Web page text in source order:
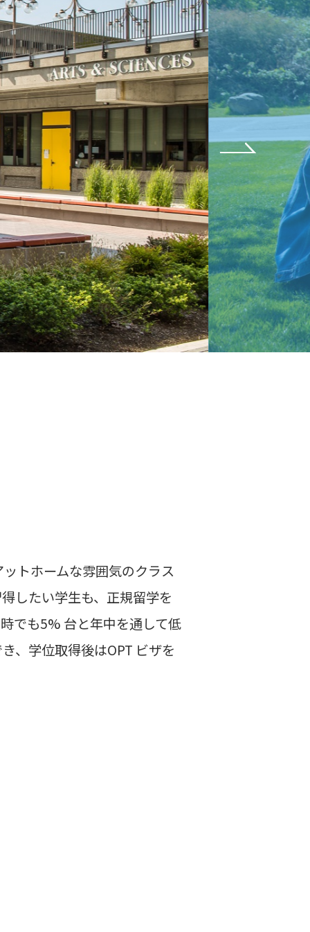
トホームな雰囲気のクラス
したい学生も、正規留学を
でも5% 台と年中を通して低
、学位取得後はOPT ビザを